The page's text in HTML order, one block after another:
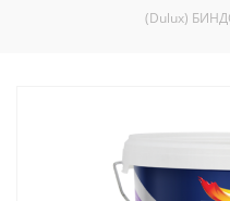
(Dulux)